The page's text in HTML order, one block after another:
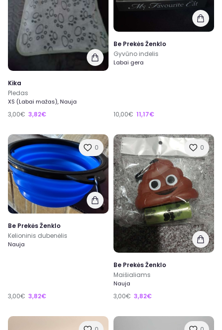
Kika
Pledas
XS (Labai mažas), Nauja
3,00€ 3,82€
Be Prekės Ženklo
Gyvūno indelis
Labai gera
10,00€ 11,17€
0
Be Prekės Ženklo
Kelioninis dubenėlis
Nauja
3,00€ 3,82€
0
Be Prekės Ženklo
Maišialiams
Nauja
3,00€ 3,82€